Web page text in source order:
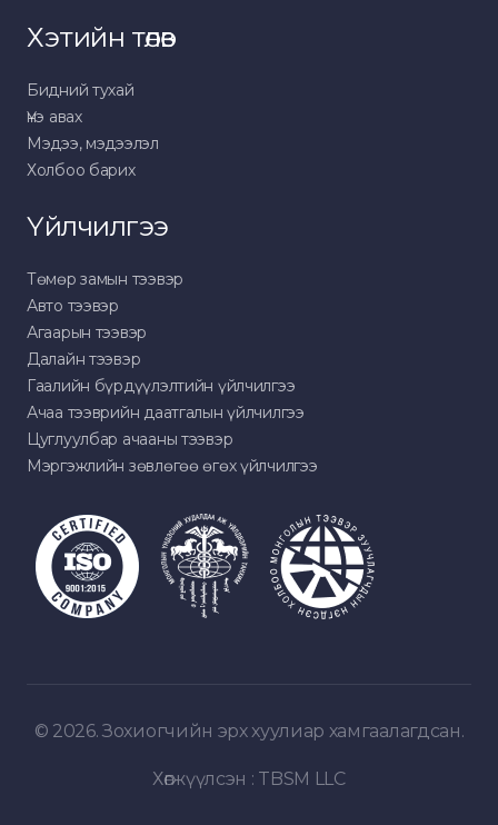
Хэтийн төлөв
Бидний тухай
Үнэ авах
Мэдээ, мэдээлэл
Холбоо барих
Үйлчилгээ
Төмөр замын тээвэр
Авто тээвэр
Агаарын тээвэр
Далайн тээвэр
Гаалийн бүрдүүлэлтийн үйлчилгээ
Ачаа тээврийн даатгалын үйлчилгээ
Цуглуулбар ачааны тээвэр
Мэргэжлийн зөвлөгөө өгөх үйлчилгээ
© 2026. Зохиогчийн эрх хуулиар хамгаалагдсан.
Хөгжүүлсэн : TBSM LLC